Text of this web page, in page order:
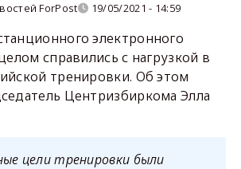
ForPost 19/05/2021 - 14:59
электронного
справились с нагрузкой в
тренировки. Об этом
Центризбиркома Элла
цели тренировки были